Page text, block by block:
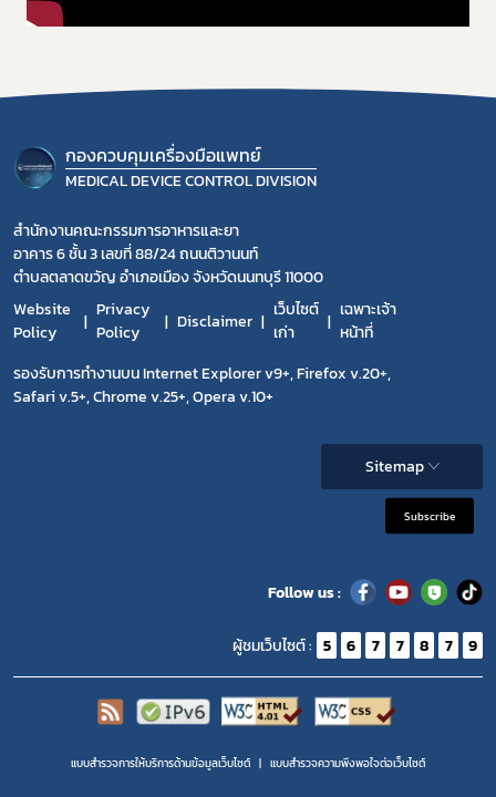
กองควบคุมเครื่องมือแพทย์
MEDICAL DEVICE CONTROL DIVISION
สำนักงานคณะกรรมการอาหารและยา
อาคาร 6 ชั้น 3 เลขที่ 88/24 ถนนติวานนท์
ตำบลตลาดขวัญ อำเภอเมือง จังหวัดนนทบุรี 11000
Website
Policy
Privacy
Policy
Disclaimer
เว็บไซต์
เก่า
เฉพาะเจ้า
หน้าที่
รองรับการทำงานบน Internet Explorer v9+, Firefox v.20+,
Safari v.5+, Chrome v.25+, Opera v.10+
Sitemap
Subscribe
Follow us :
ผู้ชมเว็บไซต์ : 5 6 7 7 8 7 9
แบบสำรวจการให้บริการด้านข้อมูลเว็บไซต์ แบบสำรวจความพีงพอใจต่อเว็บไซต์